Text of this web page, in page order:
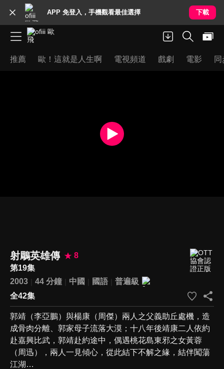
APP 免登入，手機觀看最佳選擇 下載
推薦 歐！這就是人生啊 電視頻道 戲劇 電影
射鵰英雄傳
8
第19集
2003
44 分鐘 中國 國語
普遍級
全42集
郭靖（李亞鵬）與楊康（周傑）兩人之父義助丘處機，造
成骨肉分離、郭家母子流落大漠；十八年後靖康二人依約
赴嘉興比武，郭靖赴約途中，偶遇桃花島東邪之女黃蓉
（周迅），兩人一見傾心，從此結下不解之緣，結伴闖蕩
江湖…